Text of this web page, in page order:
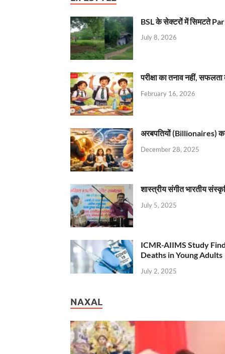
BSL के सेक्टरों में सिमटते
July 8, 2026
परीक्षा का तनाव नहीं,
February 16, 2026
अरबपतियों (Billionaires)
December 28, 2025
शास्त्रीय संगीत भारतीय
July 5, 2025
ICMR-AIIMS Study
Deaths in Young Adults
July 2, 2025
NAXAL